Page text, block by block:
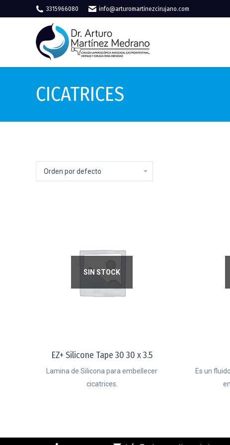
3315966080 info@arturomartinezcirujano.com
CICATRICES
SIN STOCK
EZ+ Silicone Tape 30 30 x 3.5
Lamina de Silicona para embellecer
cicatrices.
Es un